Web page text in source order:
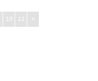
10 11 »